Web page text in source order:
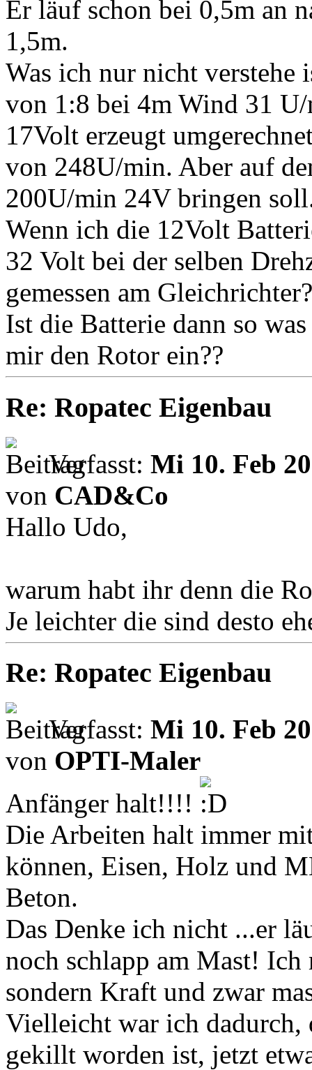
Er läuf schon bei 0,5m an
1,5m.
Was ich nur nicht verstehe
von 1:8 bei 4m Wind 31
17Volt erzeugt
von 248U/min. Aber auf
200U/min 24V bringen
Wenn ich die 12Volt
32 Volt bei der selben
gemessen am
Ist die Batterie dann so
mir den Rotor ein??
Re: Ropatec Eigenbau
Verfasst: Mi 10. Feb
von CAD&Co
Hallo Udo,
warum habt ihr denn die
Je leichter die sind desto
Re: Ropatec Eigenbau
Verfasst: Mi 10. Feb
von OPTI-Maler
Anfänger halt!!!!
Die Arbeiten halt immer
können, Eisen, Holz und
Beton.
Das Denke ich nicht ...er
noch schlapp am Mast!
sondern Kraft und zwar
Vielleicht war ich dadurch,
gekillt worden ist, jetzt